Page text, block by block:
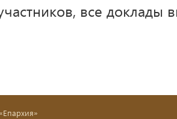
все доклады